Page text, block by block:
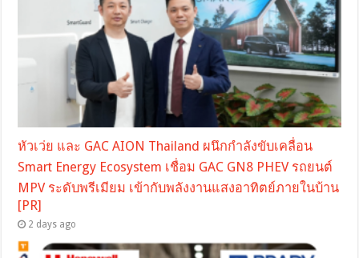
หัวเว่ย และ GAC AION Thailand ผนึกกำลังขับเคลื่อน
Smart Energy Ecosystem เชื่อม GAC GN8 PHEV รถยนต์
MPV ระดับพรีเมียม เข้ากับพลังงานแสงอาทิตย์ภายในบ้าน
[PR]
2 days ago